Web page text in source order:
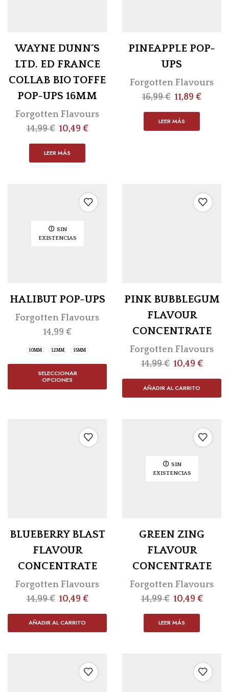
WAYNE DUNN´S
LTD. ED FRANCE
COLLAB BIO TOFFE
POP-UPS 16MM
Forgotten Flavours
14,99€ 10,49 €
LEER MÁS
PINEAPPLE POP-
UPS
Forgotten Flavours
16,99€ 11,89 €
LEER MÁS
SIN
EXISTENCIAS
HALIBUT POP-UPS
Forgotten Flavours
14,99 €
10MM 12MM 15MM
SELECCIONAR
OPCIONES
PINK BUBBLEGUM
FLAVOUR
CONCENTRATE
Forgotten Flavours
14,99€ 10,49 €
AÑADIR AL CARRITO
BLUEBERRY BLAST
FLAVOUR
CONCENTRATE
Forgotten Flavours
14,99€ 10,49 €
AÑADIR AL CARRITO
SIN
EXISTENCIAS
GREEN ZING
FLAVOUR
CONCENTRATE
Forgotten Flavours
14,99€ 10,49 €
LEER MÁS